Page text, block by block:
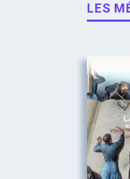
LES